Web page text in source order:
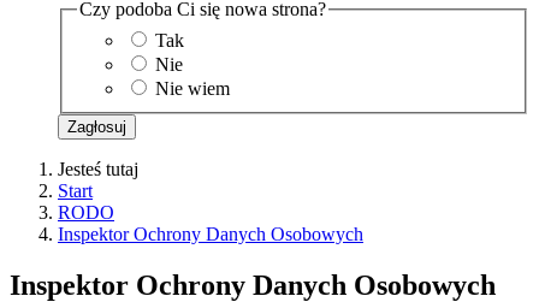
Czy podoba Ci się nowa strona?
Tak
Nie
Nie wiem
Zagłosuj
Jesteś tutaj
Start
RODO
Inspektor Ochrony Danych Osobowych
Inspektor Ochrony Danych Osobowych